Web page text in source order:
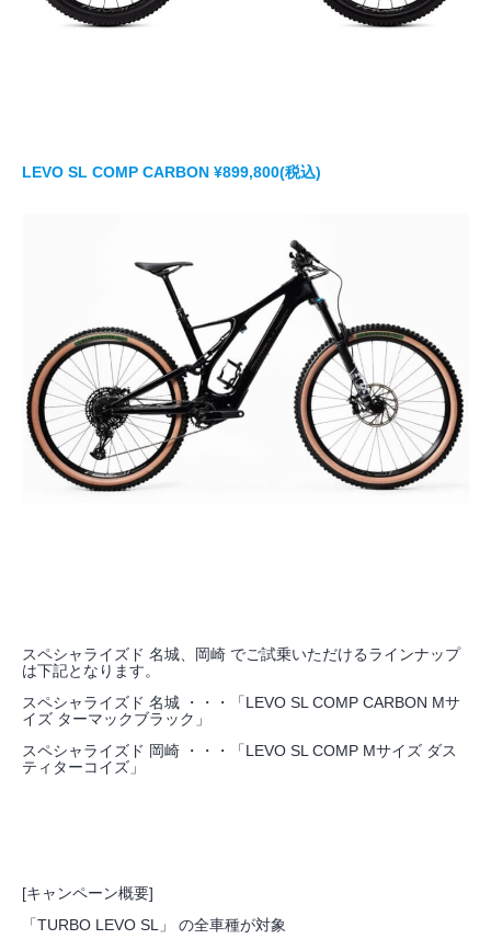
LEVO SL COMP CARBON ¥899,800(税込)
スペシャライズド 名城、岡崎 でご試乗いただけるラインナップ
は下記となります。
スペシャライズド 名城 ・・・「LEVO SL COMP CARBON Mサ
イズ ターマックブラック」
スペシャライズド 岡崎 ・・・「LEVO SL COMP Mサイズ ダス
ティターコイズ」
[キャンペーン概要]
「TURBO LEVO SL」 の全車種が対象